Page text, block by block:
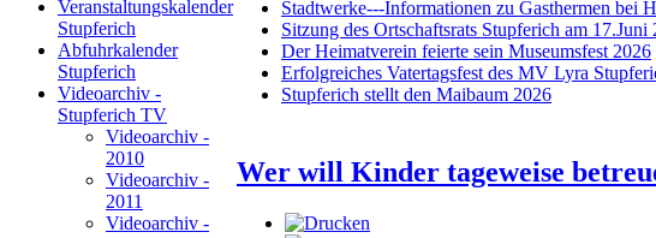
Veranstaltungskalender
Stupferich
Abfuhrkalender
Stupferich
Videoarchiv -
Stupferich TV
Videoarchiv -
2010
Videoarchiv -
2011
Videoarchiv -
Stadtwerke---Informationen zu Gasthermen bei
Sitzung des Ortschaftsrats Stupferich am 17.Juni
Der Heimatverein feierte sein Museumsfest 2026
Erfolgreiches Vatertagsfest des MV Lyra
Stupferich stellt den Maibaum 2026
Wer will Kinder tageweise